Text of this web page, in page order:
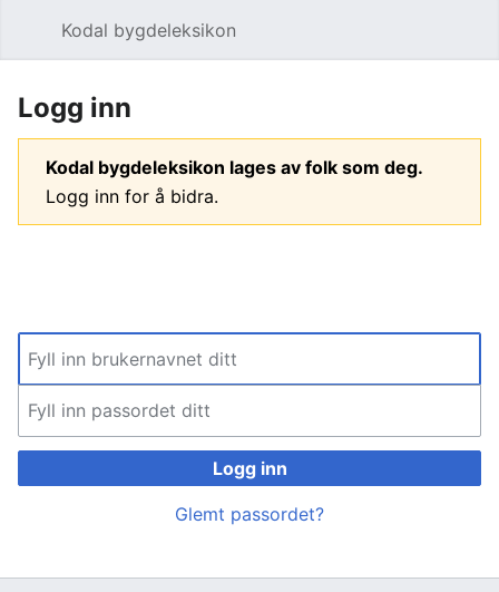
Kodal bygdeleksikon
Logg inn
Kodal bygdeleksikon lages av folk som deg.
Logg inn for å bidra.
Logg inn
Glemt passordet?